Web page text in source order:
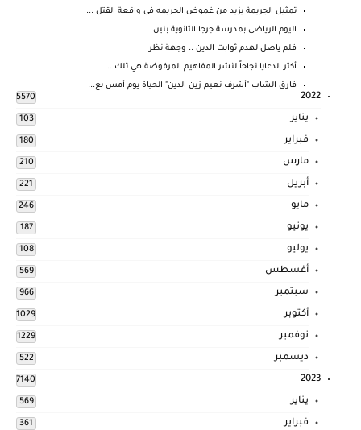
تمثيل الجريمة يزيد من غموض الجريمه فى واقعة القتل ...
اليوم الرياضى بمدرسة جرجا الثانوية بنين
فلم ياصل لهدم ثوابت الدين .. وجهة نظر
أكثر الدعايا نجاحاً لنشر المفاهيم المرفوضة هي تلك ...
فارق الشاب "أشرف نعيم زين الدين" الحياة يوم أمس بع...
2022
5570
يناير 103
فبراير 180
مارس 210
أبريل 221
مايو 246
يونيو 187
يوليو 108
أغسطس 569
سبتمبر 966
أكتوبر 1029
نوفمبر 1229
ديسمبر 522
2023
7140
يناير 569
فبراير 361